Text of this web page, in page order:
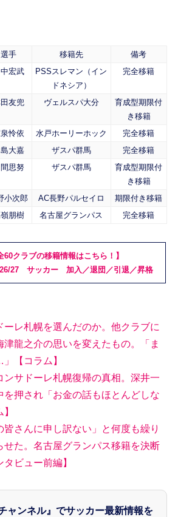
選手 移籍先
備考
中宏武
PSSスレマン（イン
ドネシア）
完全移籍
友兜 ヴェルスパ大分
育成型期限付
き移籍
怜依 水戸ホーリーホック
完全移籍
大嘉 ザスパ群馬
完全移籍
思努 ザスパ群馬
育成型期限付
き移籍
小次郎 AC長野パルセイロ
期限付き移籍
朋樹 名古屋グランパス 完全移籍
60クラブの移籍情報はこちら！】
27 サッカー 加入／退団／引退／昇格
ーレ札幌を選んだのか。他クラブに
龍之介の思いを変えたもの。「ま
【コラム】
ンサドーレ札幌復帰の真相。深井一
を押され「お金の話もほとんどしな
さんに申し訳ない」と何度も繰り
せた。名古屋グランパス移籍を決断
ビュー前編】
ャンネル』でサッカー最新情報を